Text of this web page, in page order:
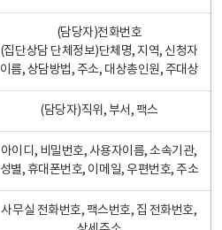
(담당자)전화번호
(집단상담 단체정보)단체명, 지역, 신청자
이름, 상담방법, 주소, 대상총인원, 주대상
(담당자)직위, 부서, 팩스
아이디, 비밀번호, 사용자이름, 소속기관,
성별, 휴대폰번호, 이메일, 우편번호, 주소
사무실 전화번호, 팩스번호, 집 전화번호,